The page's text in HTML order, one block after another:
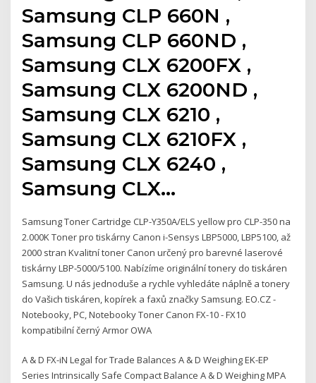
Samsung CLP 660N ,
Samsung CLP 660ND ,
Samsung CLX 6200FX ,
Samsung CLX 6200ND ,
Samsung CLX 6210 ,
Samsung CLX 6210FX ,
Samsung CLX 6240 ,
Samsung CLX…
Samsung Toner Cartridge CLP-Y350A/ELS yellow pro CLP-350 na
2.000K Toner pro tiskárny Canon i-Sensys LBP5000, LBP5100, až
2000 stran Kvalitní toner Canon určený pro barevné laserové
tiskárny LBP-5000/5100. Nabízíme originální tonery do tiskáren
Samsung. U nás jednoduše a rychle vyhledáte náplně a tonery
do Vašich tiskáren, kopírek a faxů značky Samsung. EO.CZ -
Notebooky, PC, Notebooky Toner Canon FX-10 - FX10
kompatibilní černý Armor OWA
A & D FX-iN Legal for Trade Balances A & D Weighing EK-EP
Series Intrinsically Safe Compact Balance A & D Weighing MPA